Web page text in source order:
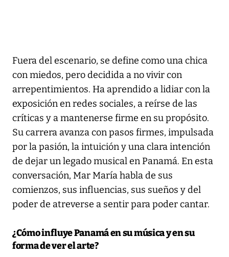
Fuera del escenario, se define como una chica
con miedos, pero decidida a no vivir con
arrepentimientos. Ha aprendido a lidiar con la
exposición en redes sociales, a reírse de las
críticas y a mantenerse firme en su propósito.
Su carrera avanza con pasos firmes, impulsada
por la pasión, la intuición y una clara intención
de dejar un legado musical en Panamá. En esta
conversación, Mar María habla de sus
comienzos, sus influencias, sus sueños y del
poder de atreverse a sentir para poder cantar.
¿Cómo influye Panamá en su música y en su
forma de ver el arte?